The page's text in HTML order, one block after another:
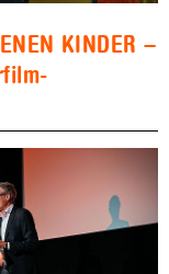
KINDER –